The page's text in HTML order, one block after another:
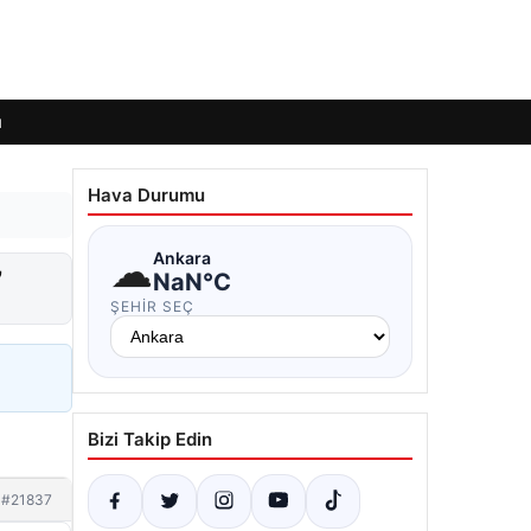
#21837
Hava Durumu
☁Ankara
NaN°C
ŞEHIR SEÇ
Bizi Takip Edin